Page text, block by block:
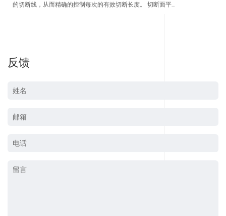
的切断线，从而精确的控制每次的有效切断长度。 切断面平...
反馈